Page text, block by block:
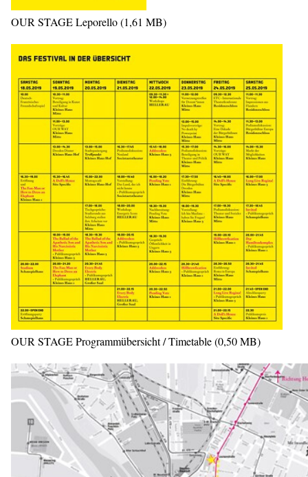
OUR STAGE Leporello (1,61 MB)
OUR STAGE Programmübersicht / Timetable (0,50 MB)